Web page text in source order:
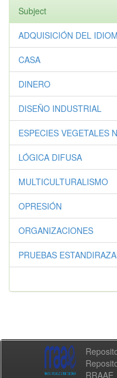
Subject
ADQUISICIÓN DEL
CASA
DINERO
DISEÑO INDUSTRIAL
ESPECIES VEGETALES
LÓGICA DIFUSA
MULTICULTURALISMO
OPRESIÓN
ORGANIZACIONES
PRUEBAS
RRAAE